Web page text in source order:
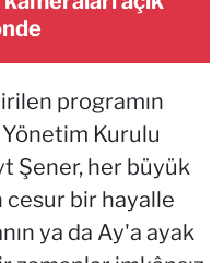
programın
Yönetim Kurulu
Şener, her büyük
cesur bir hayalle
ya da Ay'a ayak